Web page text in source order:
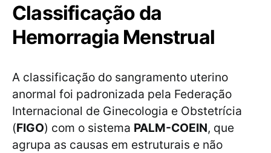
Classificação da
Hemorragia Menstrual
A classificação do sangramento uterino
anormal foi padronizada pela Federação
Internacional de Ginecologia e Obstetrícia
(FIGO) com o sistema PALM-COEIN, que
agrupa as causas em estruturais e não